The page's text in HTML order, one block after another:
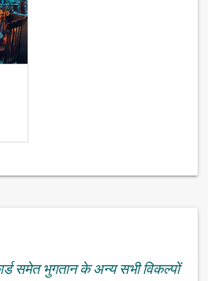
समेत भुगतान के अन्य सभी विकल्पों